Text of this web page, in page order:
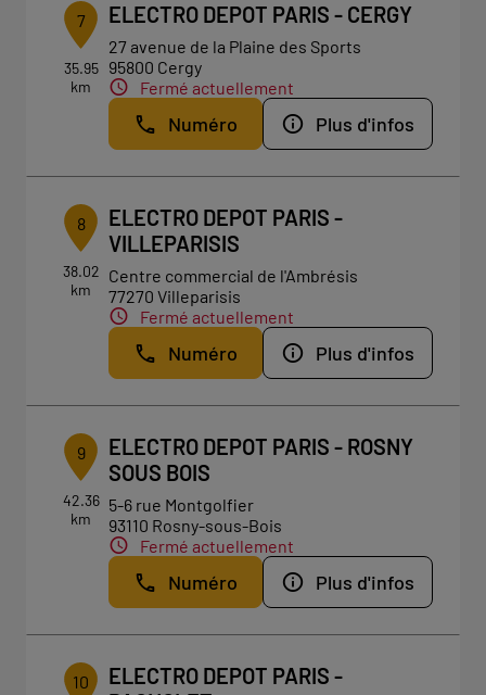
7
35.95
km
ELECTRO DEPOT PARIS - CERGY
27 avenue de la Plaine des Sports
95800 Cergy
Fermé actuellement
Numéro Plus d'infos
8
38.02
km
ELECTRO DEPOT PARIS -
VILLEPARISIS
Centre commercial de l'Ambrésis
77270 Villeparisis
Fermé actuellement
Numéro Plus d'infos
9
42.36
km
ELECTRO DEPOT PARIS - ROSNY
SOUS BOIS
5-6 rue Montgolfier
93110 Rosny-sous-Bois
Fermé actuellement
Numéro Plus d'infos
10
ELECTRO DEPOT PARIS -